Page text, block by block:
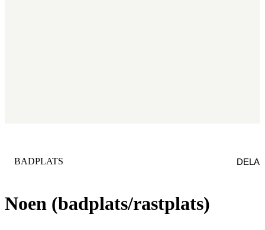
Noen (badplats/rastplats)
KATEGORI:
BADPLATS DELA